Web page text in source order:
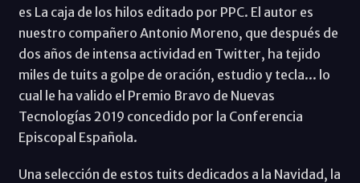
es La caja de los hilos editado por PPC. El autor es
nuestro compañero Antonio Moreno, que después de
dos años de intensa actividad en Twitter, ha tejido
miles de tuits a golpe de oración, estudio y tecla... lo
cual le ha valido el Premio Bravo de Nuevas
Tecnologías 2019 concedido por la Conferencia
Episcopal Española.
Una selección de estos tuits dedicados a la Navidad, la